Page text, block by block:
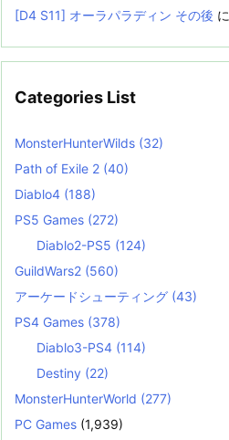
[D4 S11] オーラパラディン その後 に
Categories List
MonsterHunterWilds (32)
Path of Exile 2 (40)
Diablo4 (188)
PS5 Games (272)
Diablo2-PS5 (124)
GuildWars2 (560)
アーケードシューティング (43)
PS4 Games (378)
Diablo3-PS4 (114)
Destiny (22)
MonsterHunterWorld (277)
PC Games (1,939)